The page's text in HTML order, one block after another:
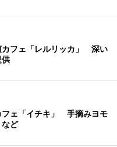
カフェ「レルリッカ」 深い
供
フェ「イチキ」 手摘みヨモ
など